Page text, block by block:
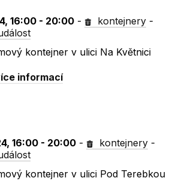
16:00 - 20:00 - kontejnery -
kontejner v ulici Na Květnici
informací
16:00 - 20:00 - kontejnery -
kontejner v ulici Pod Terebkou